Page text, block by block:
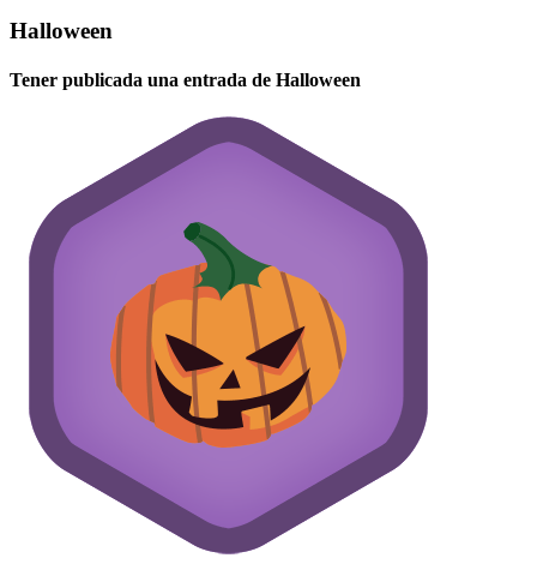
Halloween
Tener publicada una entrada de Halloween